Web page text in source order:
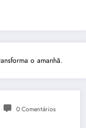
o amanhã.
0 Comentários